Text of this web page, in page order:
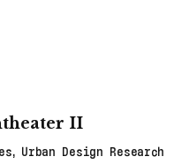
II
Urban Design Research